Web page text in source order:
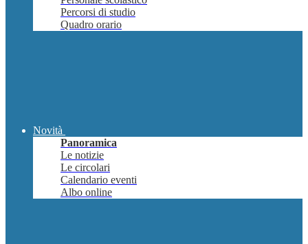
Percorsi di studio
Quadro orario
Novità
Panoramica
Le notizie
Le circolari
Calendario eventi
Albo online